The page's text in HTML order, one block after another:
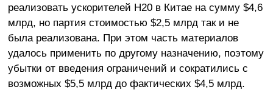
реализовать ускорителей H20 в Китае на сумму $4,6
млрд, но партия стоимостью $2,5 млрд так и не
была реализована. При этом часть материалов
удалось применить по другому назначению, поэтому
убытки от введения ограничений и сократились с
возможных $5,5 млрд до фактических $4,5 млрд.